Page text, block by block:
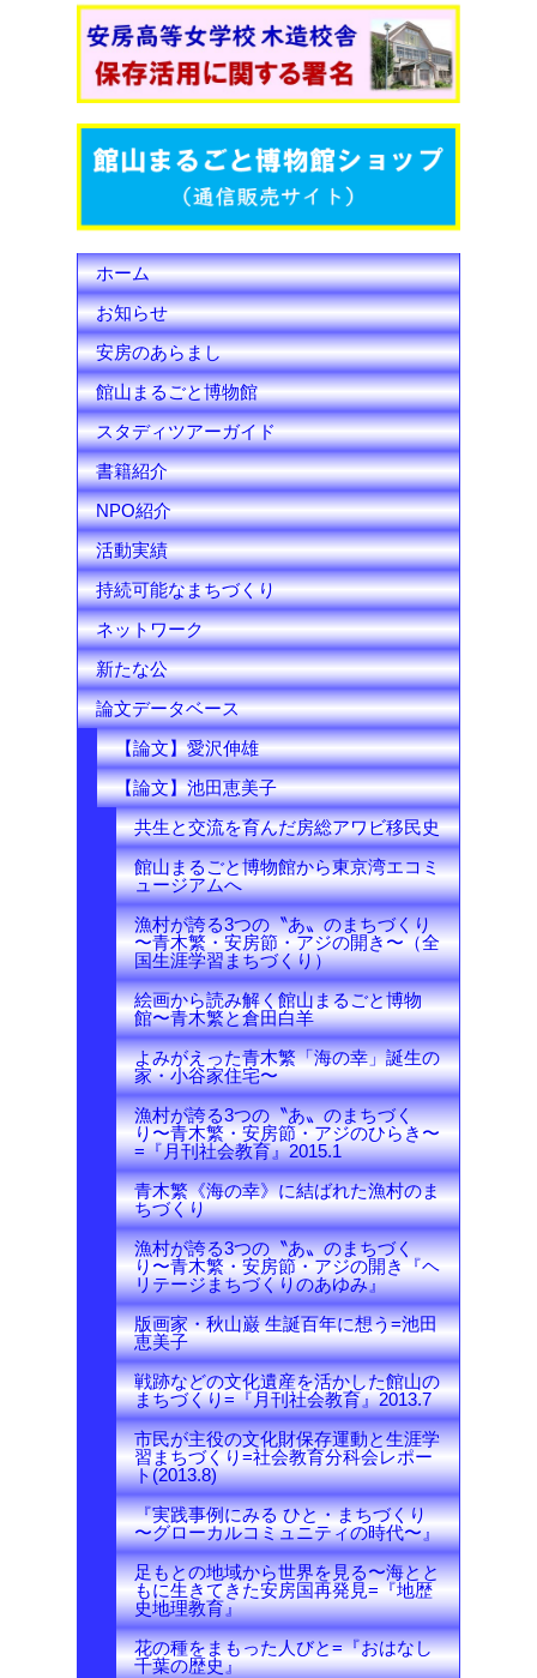
b
o
o
t
e
r
u
b
e
C
h
a
n
n
e
l
ホーム
お知らせ
安房のあらまし
館山まるごと博物館
スタディツアーガイド
書籍紹介
NPO紹介
活動実績
持続可能なまちづくり
ネットワーク
新たな公
論文データベース
【論文】愛沢伸雄
【論文】池田恵美子
共生と交流を育んだ房総アワビ移民史
館山まるごと博物館から東京湾エコミ
ュージアムへ
漁村が誇る3つの〝あ〟のまちづくり
〜青木繁・安房節・アジの開き〜（全
国生涯学習まちづくり）
絵画から読み解く館山まるごと博物
館〜青木繁と倉田白羊
よみがえった青木繁「海の幸」誕生の
家・小谷家住宅〜
漁村が誇る3つの〝あ〟のまちづく
り〜青木繁・安房節・アジのひらき〜
=『月刊社会教育』2015.1
青木繁《海の幸》に結ばれた漁村のま
ちづくり
漁村が誇る3つの〝あ〟のまちづく
り〜青木繁・安房節・アジの開き『ヘ
リテージまちづくりのあゆみ』
版画家・秋山巌 生誕百年に想う=池田
恵美子
戦跡などの文化遺産を活かした館山の
まちづくり=『月刊社会教育』2013.7
市民が主役の文化財保存運動と生涯学
習まちづくり=社会教育分科会レポー
ト(2013.8)
『実践事例にみる ひと・まちづくり
〜グローカルコミュニティの時代〜』
足もとの地域から世界を見る〜海とと
もに生きてきた安房国再発見=『地歴
史地理教育』
花の種をまもった人びと=『おはなし
千葉の歴史』